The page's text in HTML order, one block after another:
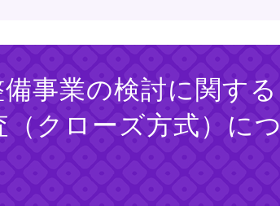
事業の検討に関する
クローズ方式）につ